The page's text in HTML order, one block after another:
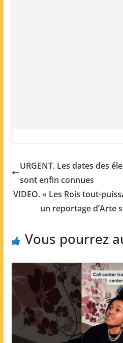
URGENT. Les dates des
sont enfin connues
VIDEO. « Les Rois tout-
un reportage d’Arte
Vous pourrez